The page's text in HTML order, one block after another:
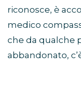
riconosce, è
medico
che da qualche
abbandonato,